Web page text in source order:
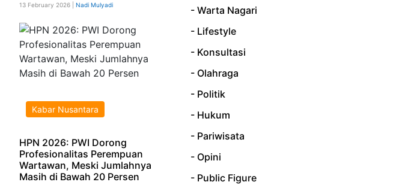
13 February 2026 | Nadi Mulyadi
Kabar Nusantara
HPN 2026: PWI Dorong
Profesionalitas Perempuan
Wartawan, Meski Jumlahnya
Masih di Bawah 20 Persen
- Warta Nagari
- Lifestyle
- Konsultasi
- Olahraga
- Politik
- Hukum
- Pariwisata
- Opini
- Public Figure